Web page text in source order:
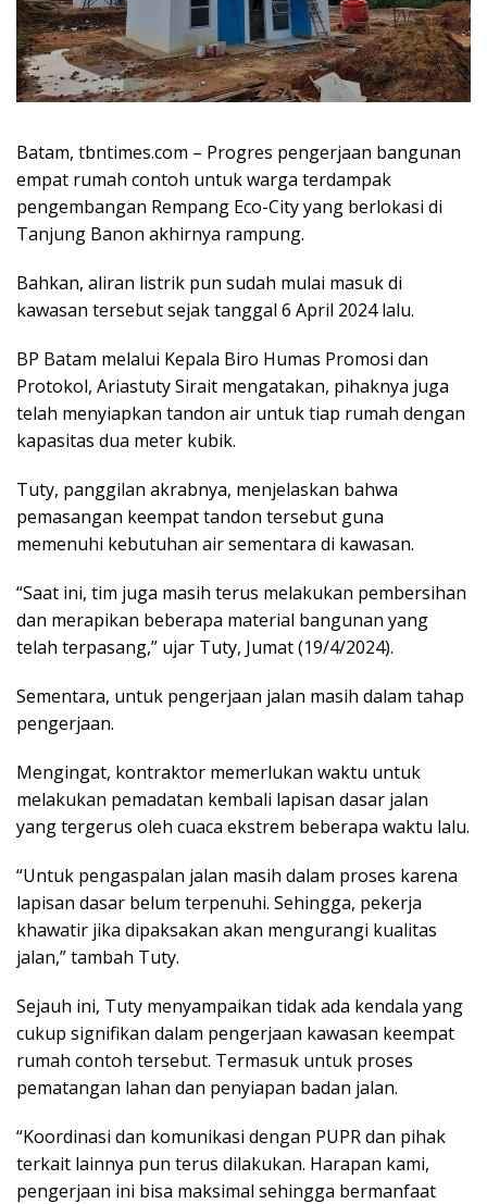
Batam, tbntimes.com – Progres pengerjaan bangunan
empat rumah contoh untuk warga terdampak
pengembangan Rempang Eco-City yang berlokasi di
Tanjung Banon akhirnya rampung.
Bahkan, aliran listrik pun sudah mulai masuk di
kawasan tersebut sejak tanggal 6 April 2024 lalu.
BP Batam melalui Kepala Biro Humas Promosi dan
Protokol, Ariastuty Sirait mengatakan, pihaknya juga
telah menyiapkan tandon air untuk tiap rumah dengan
kapasitas dua meter kubik.
Tuty, panggilan akrabnya, menjelaskan bahwa
pemasangan keempat tandon tersebut guna
memenuhi kebutuhan air sementara di kawasan.
“Saat ini, tim juga masih terus melakukan pembersihan
dan merapikan beberapa material bangunan yang
telah terpasang,” ujar Tuty, Jumat (19/4/2024).
Sementara, untuk pengerjaan jalan masih dalam tahap
pengerjaan.
Mengingat, kontraktor memerlukan waktu untuk
melakukan pemadatan kembali lapisan dasar jalan
yang tergerus oleh cuaca ekstrem beberapa waktu lalu.
“Untuk pengaspalan jalan masih dalam proses karena
lapisan dasar belum terpenuhi. Sehingga, pekerja
khawatir jika dipaksakan akan mengurangi kualitas
jalan,” tambah Tuty.
Sejauh ini, Tuty menyampaikan tidak ada kendala yang
cukup signifikan dalam pengerjaan kawasan keempat
rumah contoh tersebut. Termasuk untuk proses
pematangan lahan dan penyiapan badan jalan.
“Koordinasi dan komunikasi dengan PUPR dan pihak
terkait lainnya pun terus dilakukan. Harapan kami,
pengerjaan ini bisa maksimal sehingga bermanfaat